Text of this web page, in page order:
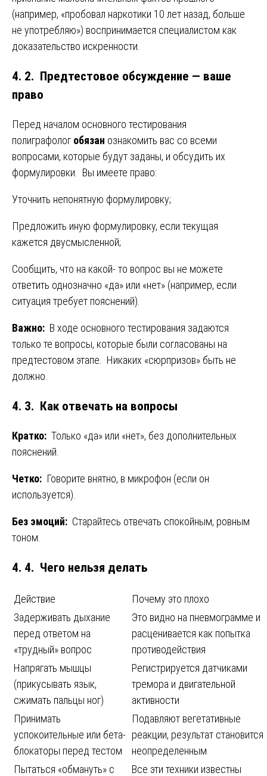
(например, «пробовал наркотики 10 лет назад, больше
не употребляю») воспринимается специалистом как
доказательство искренности.
4. 2. Предтестовое обсуждение — ваше
право
Перед началом основного тестирования
полиграфолог обязан ознакомить вас со всеми
вопросами, которые будут заданы, и обсудить их
формулировки. Вы имеете право:
Уточнить непонятную формулировку;
Предложить иную формулировку, если текущая
кажется двусмысленной;
Сообщить, что на какой- то вопрос вы не можете
ответить однозначно «да» или «нет» (например, если
ситуация требует пояснений).
Важно: В ходе основного тестирования задаются
только те вопросы, которые были согласованы на
предтестовом этапе. Никаких «сюрпризов» быть не
должно.
4. 3. Как отвечать на вопросы
Кратко: Только «да» или «нет», без дополнительных
пояснений.
Четко: Говорите внятно, в микрофон (если он
используется).
Без эмоций: Старайтесь отвечать спокойным, ровным
тоном.
4. 4. Чего нельзя делать
Действие
Почему это плохо
Задерживать дыхание
перед ответом на
«трудный» вопрос
Это видно на пневмограмме и
расценивается как попытка
противодействия
Напрягать мышцы
(прикусывать язык,
сжимать пальцы ног)
Регистрируется датчиками
тремора и двигательной
активности
Принимать
успокоительные или бета-
блокаторы перед тестом
Подавляют вегетативные
реакции, результат становится
неопределенным
Пытаться «обмануть» с
Все эти техники известны